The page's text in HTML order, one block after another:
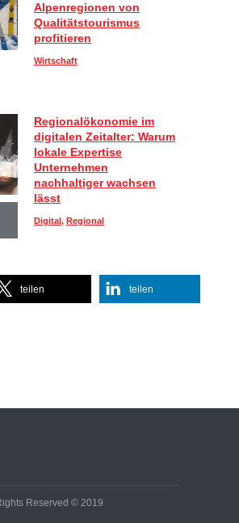
Alpenregionen von
Qualitätstourismus
profitieren
Wirtschaft
Regionalökonomie im
digitalen Zeitalter: Warum
lokale Expertise
Unternehmen
nachhaltiger wachsen
lässt
Digital, Regional
Sportlich, aber stylisch:
So kombinieren Sie
Effiziente
teilen teilen
Reserved © 2019